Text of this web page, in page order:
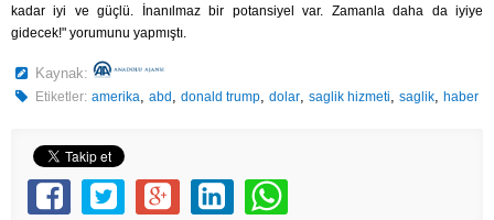
kadar iyi ve güçlü. İnanılmaz bir potansiyel var. Zamanla daha da iyiye
gidecek!" yorumunu yapmıştı.
Kaynak:
Etiketler: amerika,abd ,donald trump,dolar,saglik hizmeti,saglik,haber